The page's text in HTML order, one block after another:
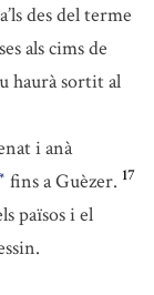
des del terme
als cims de
haurà sortit al
i anà
* fins a Guèzer. 17
països i el